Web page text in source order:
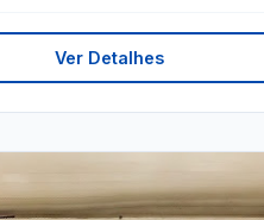
Ver Detalhes